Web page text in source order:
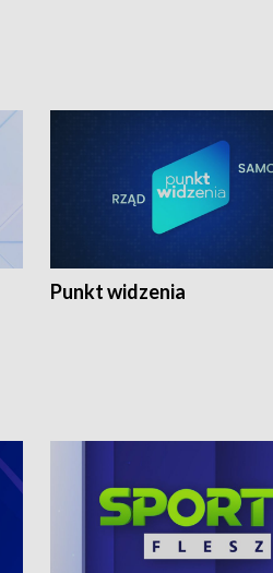
Punkt widzenia